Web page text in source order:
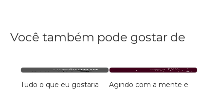
Você também pode gostar de
Tudo o que eu gostaria
Agindo com a mente e